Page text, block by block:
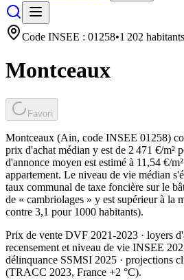
Code INSEE : 01258•1 202 habitants
Montceaux
Favori
Montceaux (Ain, code INSEE 01258)
prix d'achat médian y est de 2 471 €/m²
d'annonce moyen est estimé à 11,54 €/
appartement. Le niveau de vie médian
taux communal de taxe foncière sur le
de « cambriolages » y est supérieur à la
contre 3,1 pour 1000 habitants).
Prix de vente DVF 2021-2023 · loyers
recensement et niveau de vie INSEE
délinquance SSMSI 2025 · projections
(TRACC 2023, France +2 °C).